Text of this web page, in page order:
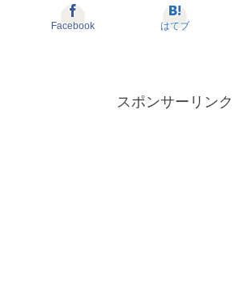
Facebook はてブ
スポンサーリンク